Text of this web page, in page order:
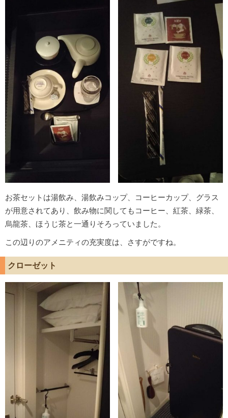
お茶セットは湯飲み、湯飲みコップ、コーヒーカップ、グラス
が用意されてあり、飲み物に関してもコーヒー、紅茶、緑茶、
烏龍茶、ほうじ茶と一通りそろっていました。
この辺りのアメニティの充実度は、さすがですね。
クローゼット